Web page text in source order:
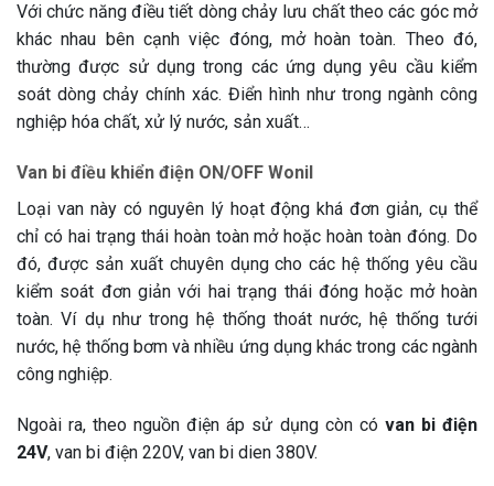
Với chức năng điều tiết dòng chảy lưu chất theo các góc mở
khác nhau bên cạnh việc đóng, mở hoàn toàn. Theo đó,
thường được sử dụng trong các ứng dụng yêu cầu kiểm
soát dòng chảy chính xác. Điển hình như trong ngành công
nghiệp hóa chất, xử lý nước, sản xuất…
Van bi điều khiển điện ON/OFF Wonil
Loại van này có nguyên lý hoạt động khá đơn giản, cụ thể
chỉ có hai trạng thái hoàn toàn mở hoặc hoàn toàn đóng. Do
đó, được sản xuất chuyên dụng cho các hệ thống yêu cầu
kiểm soát đơn giản với hai trạng thái đóng hoặc mở hoàn
toàn. Ví dụ như trong hệ thống thoát nước, hệ thống tưới
nước, hệ thống bơm và nhiều ứng dụng khác trong các ngành
công nghiệp.
Ngoài ra, theo nguồn điện áp sử dụng còn có van bi điện
24V, van bi điện 220V, van bi dien 380V.